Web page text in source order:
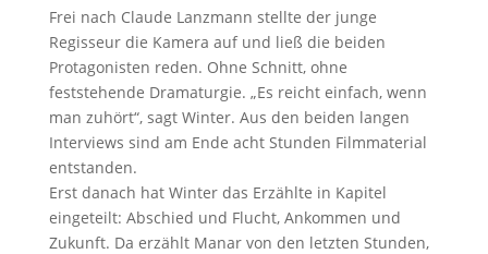
Frei nach Claude Lanzmann stellte der junge
Regisseur die Kamera auf und ließ die beiden
Protagonisten reden. Ohne Schnitt, ohne
feststehende Dramaturgie. „Es reicht einfach, wenn
man zuhört“, sagt Winter. Aus den beiden langen
Interviews sind am Ende acht Stunden Filmmaterial
entstanden.
Erst danach hat Winter das Erzählte in Kapitel
eingeteilt: Abschied und Flucht, Ankommen und
Zukunft. Da erzählt Manar von den letzten Stunden,